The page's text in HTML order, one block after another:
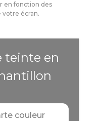
en fonction des
votre écran.
teinte en
Ajoutez une carte couleur